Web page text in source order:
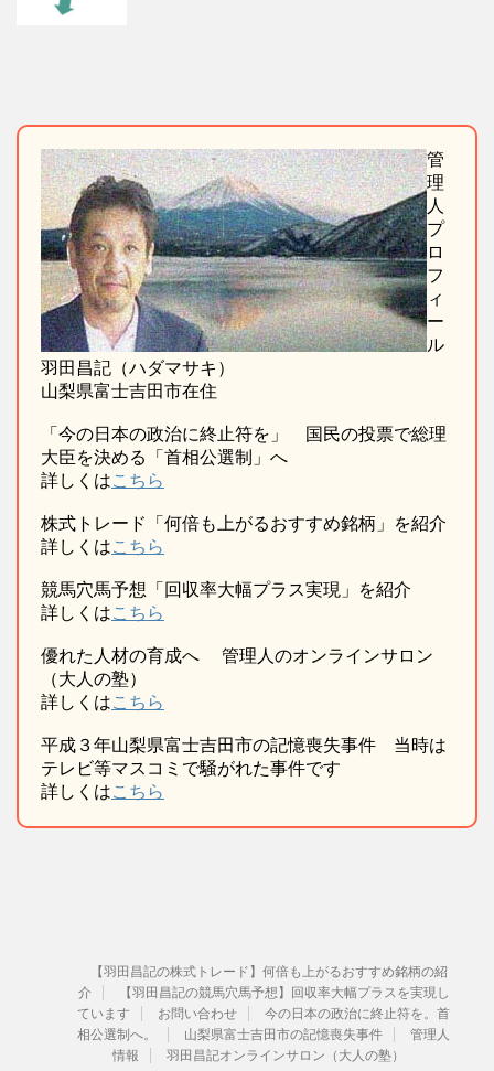
管
理
人
プ
ロ
フ
ィ
ー
ル
羽田昌記（ハダマサキ）
山梨県富士吉田市在住
「今の日本の政治に終止符を」 国民の投票で総理
大臣を決める「首相公選制」へ
詳しくはこちら
株式トレード「何倍も上がるおすすめ銘柄」を紹介
詳しくはこちら
競馬穴馬予想「回収率大幅プラス実現」を紹介
詳しくはこちら
優れた人材の育成へ 管理人のオンラインサロン
（大人の塾）
詳しくはこちら
平成３年山梨県富士吉田市の記憶喪失事件 当時は
テレビ等マスコミで騒がれた事件です
詳しくはこちら
【羽田昌記の株式トレード】何倍も上がるおすすめ銘柄の紹
介
【羽田昌記の競馬穴馬予想】回収率大幅プラスを実現し
ています
お問い合わせ
今の日本の政治に終止符を。首
相公選制へ。
山梨県富士吉田市の記憶喪失事件
管理人
情報
羽田昌記オンラインサロン（大人の塾）